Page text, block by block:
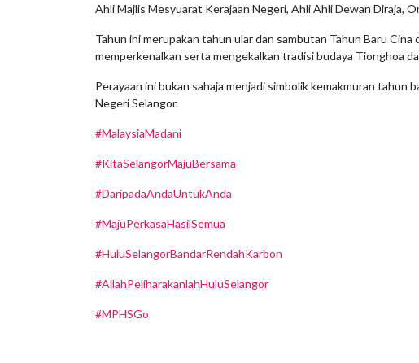
Ahli Majlis Mesyuarat Kerajaan Negeri, Ahli Ahli Dewan Diraja,
Tahun ini merupakan tahun ular dan sambutan Tahun Baru
memperkenalkan serta mengekalkan tradisi budaya Tionghoa
Perayaan ini bukan sahaja menjadi simbolik kemakmuran
Negeri Selangor.
#MalaysiaMadani
#KitaSelangorMajuBersama
#DaripadaAndaUntukAnda
#MajuPerkasaHasilSemua
#HuluSelangorBandarRendahKarbon
#AllahPeliharakanlahHuluSelangor
#MPHSGo